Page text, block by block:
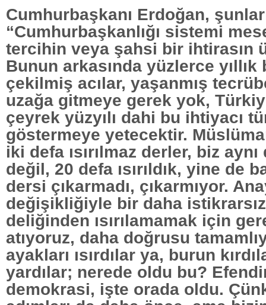
Cumhurbaşkanı Erdoğan,
“Cumhurbaşkanlığı sistemi
tercihin veya şahsi bir ihtirasın
Bunun arkasında yüzlerce
çekilmiş acılar, yaşanmış
uzağa gitmeye gerek yok,
çeyrek yüzyılı dahi bu ihtiyacı
göstermeye yetecektir.
iki defa ısırılmaz derler, biz
değil, 20 defa ısırıldık, yine de
dersi çıkarmadı, çıkarmıyor.
değişikliğiyle bir daha
deliğinden ısırılamamak için
atıyoruz, daha doğrusu
ayakları ısırdılar ya, burun
yardılar; nerede oldu bu?
demokrasi, işte orada oldu.